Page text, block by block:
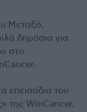
Μεταξά,
δημόσια για
στο
επεισόδια του
της WinCancer,